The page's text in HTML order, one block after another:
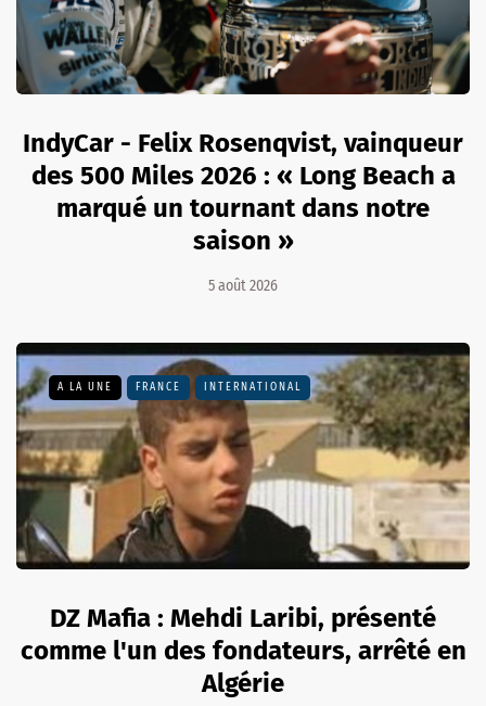
IndyCar - Felix Rosenqvist, vainqueur
des 500 Miles 2026 : « Long Beach a
marqué un tournant dans notre
saison »
5 août 2026
A LA UNE FRANCE INTERNATIONAL
DZ Mafia : Mehdi Laribi, présenté
comme l'un des fondateurs, arrêté en
Algérie